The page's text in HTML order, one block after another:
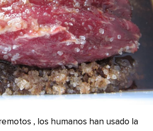
, los humanos han usado la